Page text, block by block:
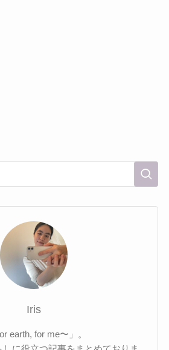
Iris
earth, for me〜」。